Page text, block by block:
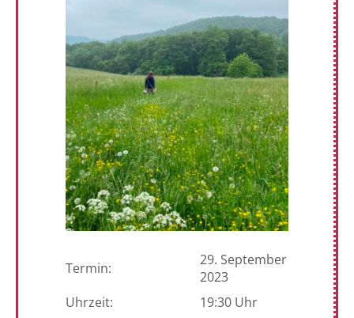
Termin:
29. September
2023
Uhrzeit:
19:30 Uhr